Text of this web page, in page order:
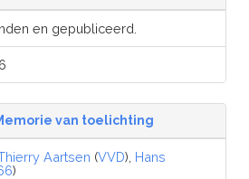
en gepubliceerd.
van toelichting
Aartsen (VVD), Hans
)